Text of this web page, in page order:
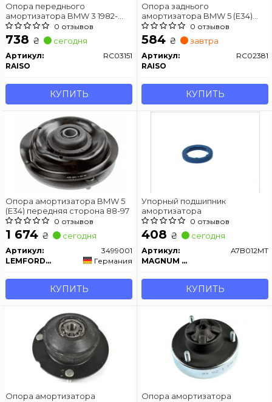
Опора переднього
амортизатора BMW 3 1982-
1994
0 отзывов
738 ₴ сегодня
Артикул:
RC03151
RAISO
КУПИТЬ
Опора заднього
амортизатора BMW 5 (E34)
1987-1996
0 отзывов
584 ₴ завтра
Артикул:
RC02381
RAISO
КУПИТЬ
Опора амортизатора BMW 5
(E34) передняя сторона 88-97
0 отзывов
1 674 ₴ сегодня
Артикул:
3499001
LEMFORDER
Германия
КУПИТЬ
Упорный подшипник
амортизатора
0 отзывов
408 ₴ сегодня
Артикул:
A7B012MT
MAGNUM TECHNOLOGY
КУПИТЬ
Опора амортизатора Опора амортизатора